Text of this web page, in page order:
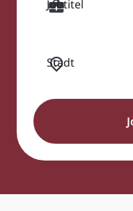
Jobtitel
Stadt